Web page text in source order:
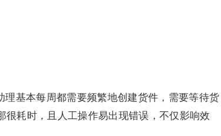
基本每周都需要频繁地创建货件，需要等待货
耗时，且人工操作易出现错误，不仅影响效